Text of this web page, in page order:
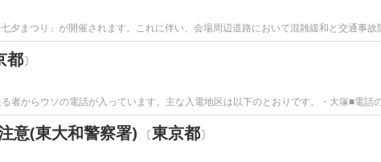
夕まつり」が開催されます。これに伴い、会場周辺道路において混雑緩和と交通事故
都〕
者からウソの電話が入っています。主な入電地区は以下のとおりです。・大塚■電話
意(東大和警察署) 〔東京都〕